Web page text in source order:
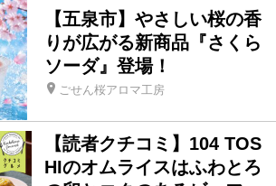
【五泉市】やさしい桜の香
りが広がる新商品『さくら
ソーダ』登場！
ごせん桜アロマ工房
【読者クチコミ】104 TOS
HIのオムライスはふわとろ